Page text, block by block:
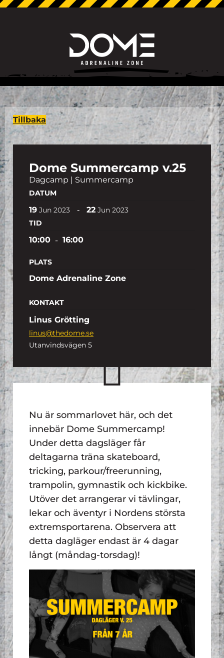
Tillbaka
Dome Summercamp v.25
Dagcamp | Summercamp
DATUM
19 Jun 2023 - 22 Jun 2023
TID
10:00 - 16:00
PLATS
Dome Adrenaline Zone
KONTAKT
Linus Grötting
linus@thedome.se
Utanvindsvägen 5
Nu är sommarlovet här, och det
innebär Dome Summercamp!
Under detta dagsläger får
deltagarna träna skateboard,
tricking, parkour/freerunning,
trampolin, gymnastik och kickbike.
Utöver det arrangerar vi tävlingar,
lekar och äventyr i Nordens största
extremsportarena. Observera att
detta dagläger endast är 4 dagar
långt (måndag-torsdag)!